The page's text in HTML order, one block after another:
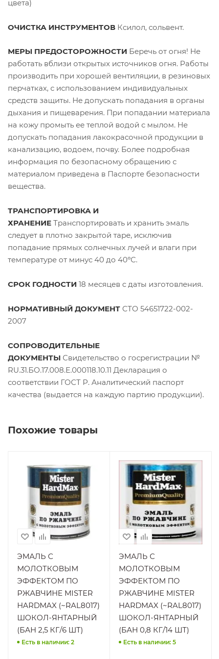
цвета)
ОЧИСТКА ИНСТРУМЕНТОВ Ксилол, сольвент.
МЕРЫ ПРЕДОСТОРОЖНОСТИ Беречь от огня! Не
работать вблизи открытых источников огня. Работы
производить при хорошей вентиляции, в резиновых
перчатках, с использованием индивидуальных
средств защиты. Не допускать попадания в органы
дыхания и пищеварения. При попадании материала
на кожу промыть ее теплой водой с мылом. Не
допускать попадания лакокрасочной продукции в
канализацию, водоем, почву. Более подробная
информация по безопасному обращению с
материалом приведена в Паспорте безопасности
вещества.
ТРАНСПОРТИРОВКА И
ХРАНЕНИЕ Транспортировать и хранить эмаль
следует в плотно закрытой таре, исключив
попадание прямых солнечных лучей и влаги при
температуре от минус 40 до 40ºС.
СРОК ГОДНОСТИ 18 месяцев с даты изготовления.
НОРМАТИВНЫЙ ДОКУМЕНТ СТО 54651722-002-
2007
СОПРОВОДИТЕЛЬНЫЕ
ДОКУМЕНТЫ Свидетельство о госрегистрации №
RU.31.БО.17.008.Е.000118.10.11 Декларация о
соответствии ГОСТ Р. Аналитический паспорт
качества (выдается на каждую партию продукции).
Похожие товары
Производитель
Завод "Краски
КВИЛ" ООО
Вид работ
Универсальные
Поверхность
Металл
Эмали
При плюсовых
температурах
Стойкость к
Атмосферным
осадкам,
Перепадам
ЭМАЛЬ С
МОЛОТКОВЫМ
ЭФФЕКТОМ ПО
РЖАВЧИНЕ MISTER
HARDMAX (~RAL8017)
ШОКОЛ-ЯНТАРНЫЙ
(БАН 2,5 КГ/6 ШТ)
Есть в наличии: 2
Вид работ
Универсальные
Поверхность
Металл
Материал
Эмали
Нанесение
температурах
Атмосферным
осадкам,
Перепадам
температур,
Повышенной
влажности, УФ-
лучам
ЭМАЛЬ С
МОЛОТКОВЫМ
ЭФФЕКТОМ ПО
РЖАВЧИНЕ MISTER
HARDMAX (~RAL8017)
ШОКОЛ-ЯНТАРНЫЙ
(БАН 0,8 КГ/14 ШТ)
Есть в наличии: 5